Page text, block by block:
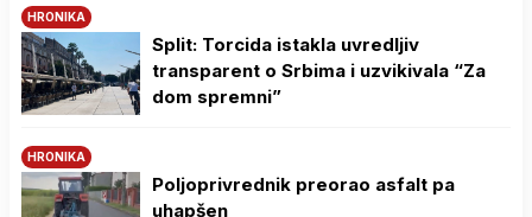
HRONIKA
Split: Torcida istakla uvredljiv
transparent o Srbima i uzvikivala “Za
dom spremni”
HRONIKA
Poljoprivrednik preorao asfalt pa
uhapšen